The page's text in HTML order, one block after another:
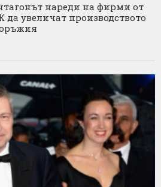
нареди на фирми от
да увеличат производството